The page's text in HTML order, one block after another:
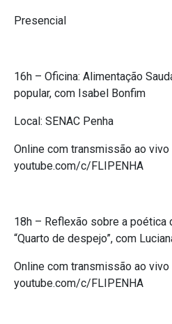
Presencial
16h – Oficina: Alimentação
popular, com Isabel Bonfim
Local: SENAC Penha
Online com transmissão ao vivo
youtube.com/c/FLIPENHA
18h – Reflexão sobre a poética
“Quarto de despejo”, com
Online com transmissão ao vivo
youtube.com/c/FLIPENHA